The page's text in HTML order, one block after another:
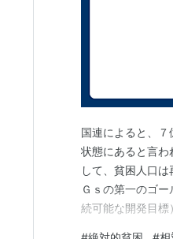
国連によると、
状態にあると言わ
して、貧困人口
Ｇｓの第一のゴ
続可能な開発目標